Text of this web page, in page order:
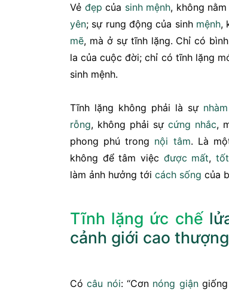
Vẻ đẹp của sinh mệnh, không
yên; sự rung động của sinh mệnh,
mẽ, mà ở sự tĩnh lặng. Chỉ có
la của cuộc đời; chỉ có tĩnh lặng
sinh mệnh.
Tĩnh lặng không phải là sự
rỗng, không phải sự cứng nhắc,
phong phú trong nội tâm. Là
không để tâm việc được mất, tốt
làm ảnh hưởng tới cách sống của
Tĩnh lặng ức chế
cảnh giới cao thượng
Cócâu nói: “Cơn nóng giậngiống